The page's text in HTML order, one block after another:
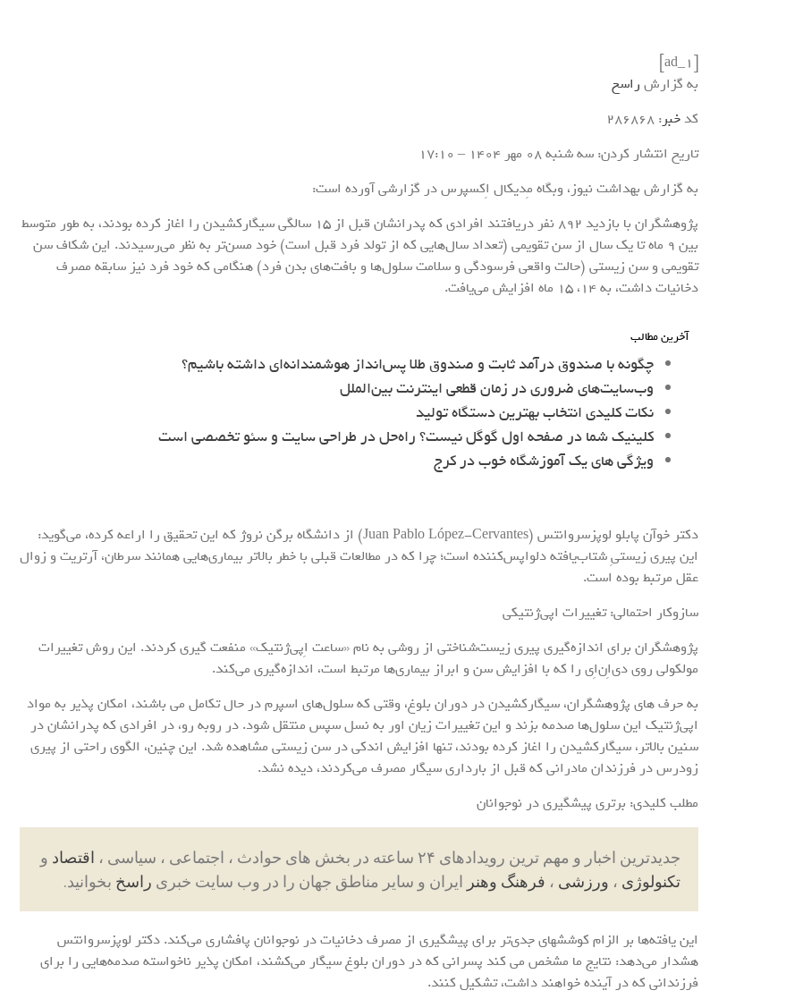
[ad_1]
به گزارش راسخ
کدخبر: 286868
تاریخ انتشار کردن: سه شنبه 08 مهر 1404 – 17:10
به گزارش بهداشت نیوز، وبگاه مِدیکال اِکسپرس در گزارشی آورده است:
پژوهشگران با بازدید ۸۹۲ نفر دریافتند افرادی که پدرانشان قبل از ۱۵ سالگی سیگارکشیدن را اغاز کرده بودند، به طور متوسط
بین ۹ ماه تا یک سال از سن تقویمی (تعداد سال‌هایی که از تولد فرد قبل است) خود مسن‌تر به نظر می‌رسیدند. این شکاف سن
تقویمی و سن زیستی (حالت واقعی فرسودگی و سلامت سلول‌ها و بافت‌های بدن فرد) هنگامی که خود فرد نیز سابقه مصرف
دخانیات داشت، به ۱۴، ۱۵ ماه افزایش می‌یافت.
آخرین مطالب
چگونه با صندوق درآمد ثابت و صندوق طلا پس‌انداز هوشمندانه‌ای داشته باشیم؟
وب‌سایت‌های ضروری در زمان قطعی اینترنت بین‌الملل
نکات کلیدی انتخاب بهترین دستگاه تولید
کلینیک شما در صفحه اول گوگل نیست؟ راه‌حل در طراحی سایت و سئو تخصصی است
ویژگی های یک آموزشگاه خوب در کرج
دکتر خوآن پابلو لوپزسروانتس (Juan Pablo López-Cervantes) از دانشگاه برگن نروژ که این تحقیق را اراعه کرده، می‌گوید:
این پیری زیستیِ شتاب‌یافته دلواپس‌کننده است؛ چرا که در مطالعات قبلی با خطر بالاتر بیماری‌هایی همانند سرطان، آرتریت و زوال
عقل مرتبط بوده است.
سازوکار احتمالی: تغییرات اپی‌ژنتیکی
پژوهشگران برای اندازه‌گیری پیری زیست‌شناختی از روشی به نام «ساعت اِپی‌ژنتیک» منفعت گیری کردند. این روش تغییرات
مولکولی روی دی‌اِن‌اِی را که با افزایش سن و ابراز بیماری‌ها مرتبط است، اندازه‌گیری می‌کند.
به حرف های پژوهشگران، سیگارکشیدن در دوران بلوغ، وقتی که سلول‌های اسپرم در حال تکامل می باشند، امکان پذیر به مواد
اپی‌ژنتیک این سلول‌ها صدمه بزند و این تغییرات زیان اور به نسل سپس منتقل شود. در روبه رو، در افرادی که پدرانشان در
سنین بالاتر، سیگارکشیدن را اغاز کرده بودند، تنها افزایش اندکی در سن زیستی مشاهده شد. این چنین، الگوی راحتی از پیری
زودرس در فرزندان مادرانی که قبل از بارداری سیگار مصرف می‌کردند، دیده نشد.
مطلب کلیدی: برتری پیشگیری در نوجوانان
جدیدترین اخبار و مهم ترین رویدادهای ۲۴ ساعته در بخش های حوادث ، اجتماعی ، سیاسی ، اقتصاد و
تکنولوژی ، ورزشی ، فرهنگ وهنر ایران و سایر مناطق جهان را در وب سایت خبری راسخ بخوانید.
این یافته‌ها بر الزام کوششهای جدی‌تر برای پیشگیری از مصرف دخانیات در نوجوانان پافشاری می‌کند. دکتر لوپزسروانتس
هشدار می‌دهد: نتایج ما مشخص می کند پسرانی که در دوران بلوغ سیگار می‌کشند، امکان پذیر ناخواسته صدمه‌هایی را برای
فرزندانی که در آینده خواهند داشت، تشکیل کنند.